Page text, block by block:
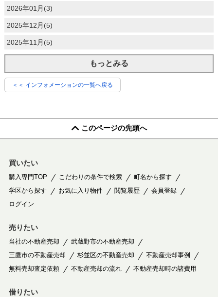
2026年01月(3)
2025年12月(5)
2025年11月(5)
もっとみる
＜＜ インフォメーションの一覧へ戻る
このページの先頭へ
買いたい
購入専門TOP こだわりの条件で検索
町名から探す
学区から探す
お気に入り物件 閲覧履歴
会員登録
ログイン
売りたい
当社の不動産売却
武蔵野市の不動産売却
三鷹市の不動産売却
杉並区の不動産売却
不動産売却事例
無料売却査定依頼
不動産売却の流れ 不動産売却時の諸費用
借りたい